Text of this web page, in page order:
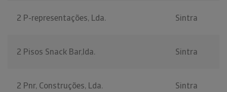
2 P-representações, Lda. Sintra
2 Pisos Snack Bar,lda. Sintra
2 Pnr, Construções, Lda. Sintra